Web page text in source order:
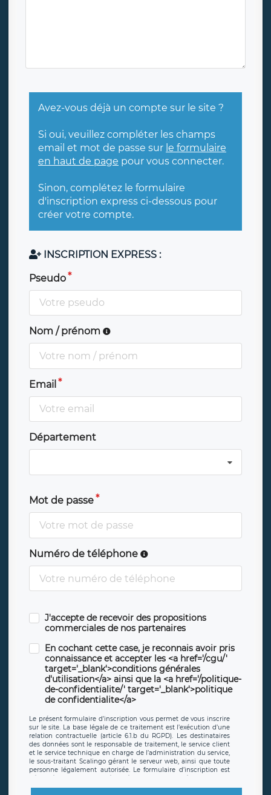
Avez-vous déjà un compte sur le site ?
Si oui, veuillez compléter les champs
email et mot de passe sur le formulaire
en haut de page pour vous connecter.
Sinon, complétez le formulaire
d'inscription express ci-dessous pour
créer votre compte.
INSCRIPTION EXPRESS :
Pseudo
Nom / prénom
Email
Département
Mot de passe
Numéro de téléphone
J'accepte de recevoir des propositions
commerciales de nos partenaires
En cochant cette case, je reconnais avoir pris
connaissance et accepter les <a href='/cgu/'
target='_blank'>conditions générales
d'utilisation</a> ainsi que la <a href='/politique-
de-confidentialite/' target='_blank'>politique
de confidentialite</a>
Le présent formulaire d’inscription vous permet de vous inscrire
sur le site. La base légale de ce traitement est l’exécution d’une
relation contractuelle (article 6.1.b du RGPD). Les destinataires
des données sont le responsable de traitement, le service client
et le service technique en charge de l’administration du service,
le sous-traitant Scalingo gérant le serveur web, ainsi que toute
personne légalement autorisée. Le formulaire d’inscription est
offrant desclauses de protection conformes au RGPD. Les